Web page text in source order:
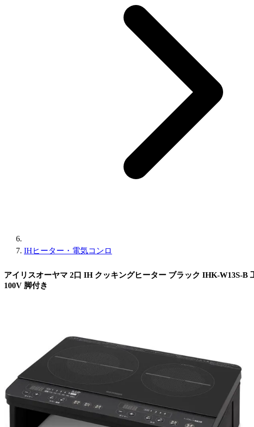
IHヒーター・電気コンロ
アイリスオーヤマ 2口 IH クッキングヒーター ブラック IHK-W13S-B
100V 脚付き